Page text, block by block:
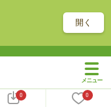
開く
0 0